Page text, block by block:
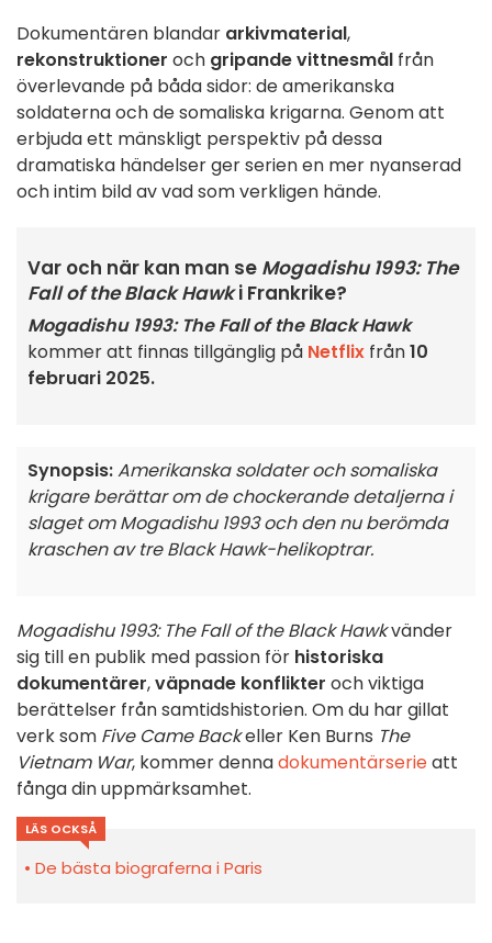
Dokumentären blandar arkivmaterial,
rekonstruktioner och gripande vittnesmål från
överlevande på båda sidor: de amerikanska
soldaterna och de somaliska krigarna. Genom att
erbjuda ett mänskligt perspektiv på dessa
dramatiska händelser ger serien en mer nyanserad
och intim bild av vad som verkligen hände.
Var och när kan man se Mogadishu 1993: The
Fall of the Black Hawki Frankrike?
Mogadishu 1993: The Fall of the Black Hawk
kommer att finnas tillgänglig på Netflix från10
februari 2025.
Synopsis:Amerikanska soldater och somaliska
krigare berättar om de chockerande detaljerna i
slaget om Mogadishu 1993 och den nu berömda
kraschen av tre Black Hawk-helikoptrar.
Mogadishu 1993: The Fall of the Black Hawkvänder
sig till en publik med passion för historiska
dokumentärer,väpnade konflikter och viktiga
berättelser från samtidshistorien. Om du har gillat
verk som Five Came Backeller Ken Burns The
Vietnam War, kommer dennadokumentärserieatt
fånga din uppmärksamhet.
LÄS OCKSÅ
De bästa biograferna i Paris